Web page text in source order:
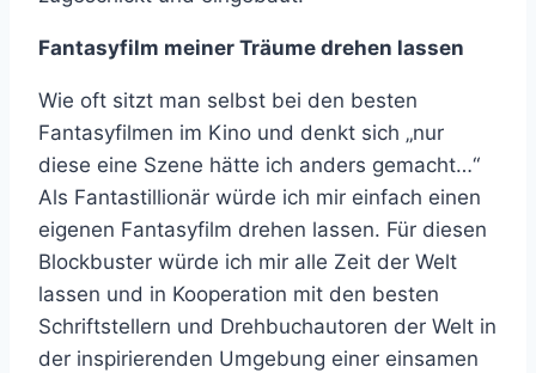
Fantasyfilm meiner Träume drehen lassen
Wie oft sitzt man selbst bei den besten
Fantasyfilmen im Kino und denkt sich „nur
diese eine Szene hätte ich anders gemacht…“
Als Fantastillionär würde ich mir einfach einen
eigenen Fantasyfilm drehen lassen. Für diesen
Blockbuster würde ich mir alle Zeit der Welt
lassen und in Kooperation mit den besten
Schriftstellern und Drehbuchautoren der Welt in
der inspirierenden Umgebung einer einsamen